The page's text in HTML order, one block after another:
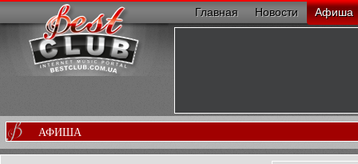
Главная Новости Афиша
АФИША